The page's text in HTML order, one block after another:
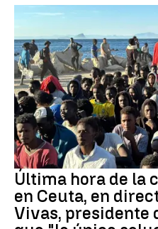
Última hora de la
en Ceuta, en
Vivas, presidente